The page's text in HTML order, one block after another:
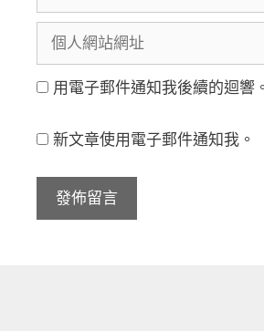
名
子
件
地
人
網
網
用電子郵件通知我後續的迴響。
新文章使用電子郵件通知我。